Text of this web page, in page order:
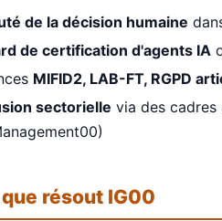
de la décision humaine
de certification d'agents IA
MIFID2, LAB-FT, RGPD
sectorielle via des cadres
résout IG00